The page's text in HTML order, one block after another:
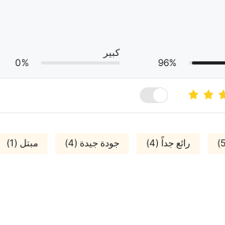
96%
كبير
0%
رائع جداً (4) جودة جيدة (4) مبتل (1)